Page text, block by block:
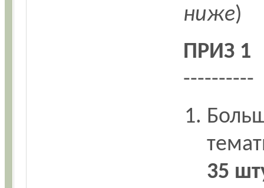
ниже)
ПРИЗ 1
----------
35